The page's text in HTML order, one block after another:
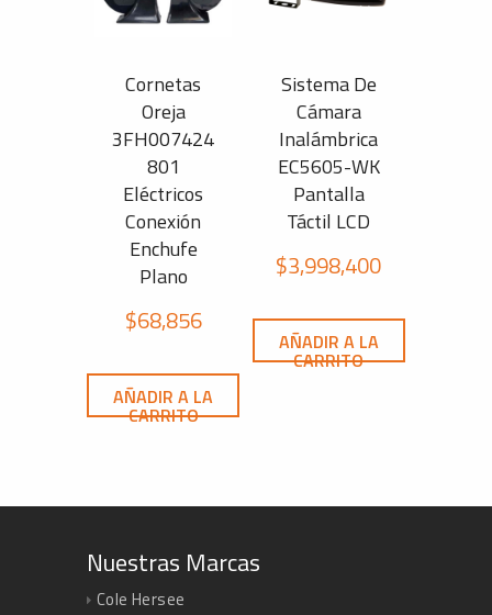
Cornetas
Oreja
3FH007424
801
Eléctricos
Conexión
Enchufe
Plano
$68,856
AÑADIR A LA
CARRITO
Sistema De
Cámara
Inalámbrica
EC5605-WK
Pantalla
Táctil LCD
$3,998,400
AÑADIR A LA
CARRITO
Nuestras Marcas
Cole Hersee